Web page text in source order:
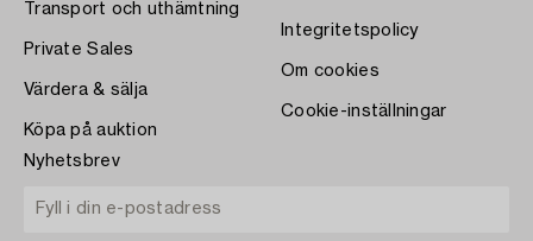
Transport och uthämtning
Private Sales
Värdera & sälja
Köpa på auktion
Integritetspolicy
Om cookies
Cookie-inställningar
Nyhetsbrev